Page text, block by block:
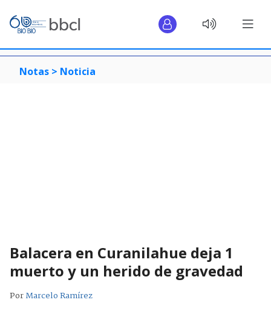
Notas > Noticia
Balacera en Curanilahue deja 1
muerto y un herido de gravedad
PorMarcelo Ramírez